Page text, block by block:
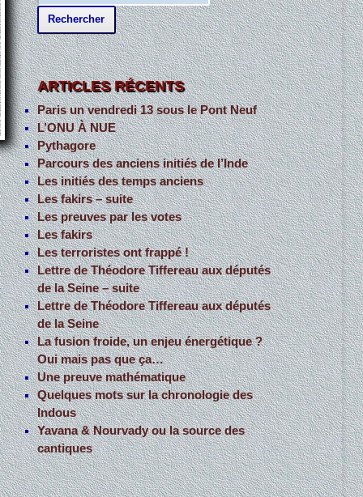
e
c
h
e
r
c
h
e
r
:
ARTICLES RÉCENTS
Paris un vendredi 13 sous le Pont Neuf
L’ONU À NUE
Pythagore
Parcours des anciens initiés de l’Inde
Les initiés des temps anciens
Les fakirs – suite
Les preuves par les votes
Les fakirs
Les terroristes ont frappé !
Lettre de Théodore Tiffereau aux députés
de la Seine – suite
Lettre de Théodore Tiffereau aux députés
de la Seine
La fusion froide, un enjeu énergétique ?
Oui mais pas que ça…
Une preuve mathématique
Quelques mots sur la chronologie des
Indous
Yavana & Nourvady ou la source des
cantiques